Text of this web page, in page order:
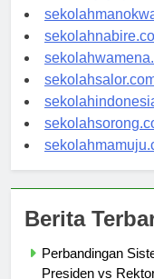
Perbandingan